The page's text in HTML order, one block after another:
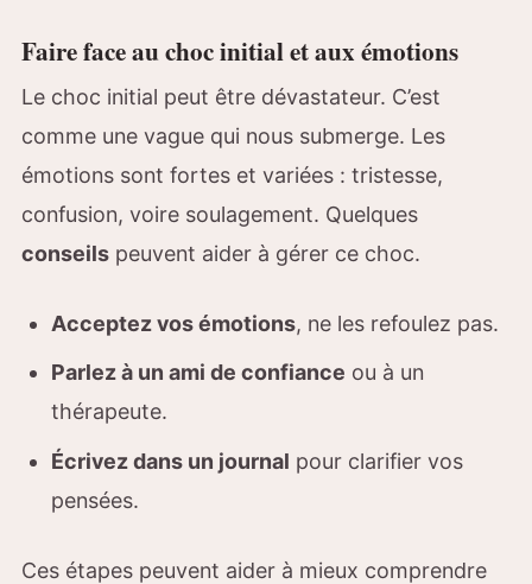
Faire face au choc initial et aux émotions
Le choc initial peut être dévastateur. C’est
comme une vague qui nous submerge. Les
émotions sont fortes et variées : tristesse,
confusion, voire soulagement. Quelques
conseils peuvent aider à gérer ce choc.
Acceptez vos émotions, ne les refoulez pas.
Parlez à un ami de confiance ou à un
thérapeute.
Écrivez dans un journal pour clarifier vos
pensées.
Ces étapes peuvent aider à mieux comprendre